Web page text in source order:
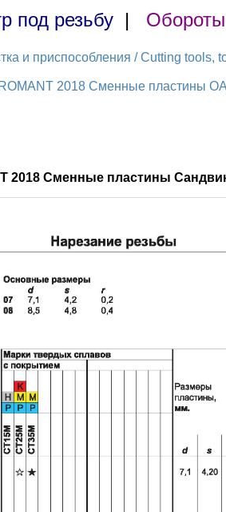
под резьбу | Обороты
и приспособления / Cutting tools,
2018 Сменные пластины
2018 Сменные пластины